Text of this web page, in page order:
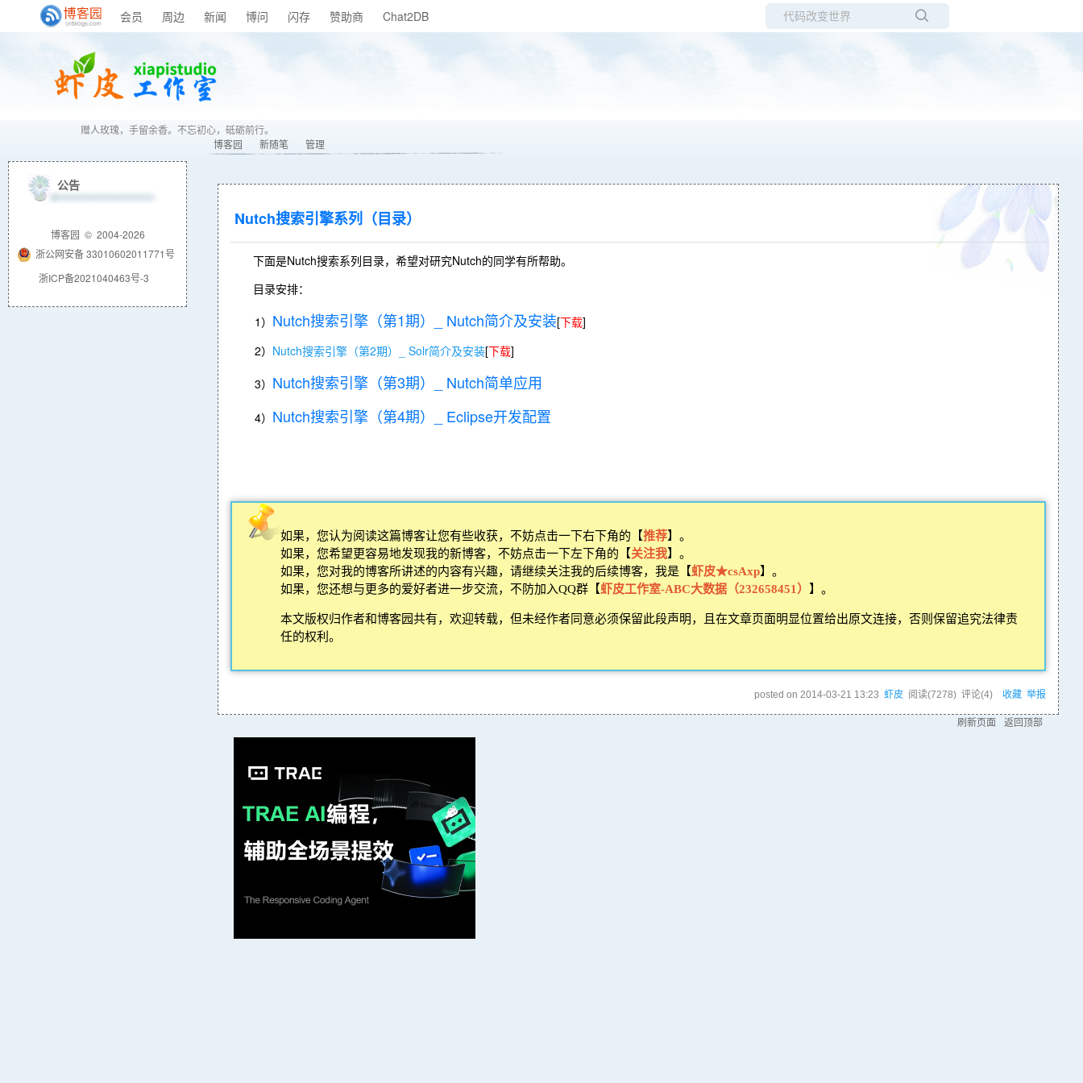
会员 周边 新闻 博问 闪存 赞助商 Chat2DB
当前博客
赠人玫瑰，手留余香。不忘初心，砥砺前行。
博客园 新随笔 管理
Nutch搜索引擎系列（目录）
下面是Nutch搜索系列目录，希望对研究Nutch的同学有所帮助。
目录安排：
1） Nutch搜索引擎（第1期）_ Nutch简介及安装[下载]
2） Nutch搜索引擎（第2期）_ Solr简介及安装[下载]
3） Nutch搜索引擎（第3期）_ Nutch简单应用
4） Nutch搜索引擎（第4期）_ Eclipse开发配置
如果，您认为阅读这篇博客让您有些收获，不妨点击一下右下角的【推荐】。
如果，您希望更容易地发现我的新博客，不妨点击一下左下角的【关注我】。
如果，您对我的博客所讲述的内容有兴趣，请继续关注我的后续博客，我是【虾皮★csAxp】。
如果，您还想与更多的爱好者进一步交流，不防加入QQ群【虾皮工作室-ABC大数据（232658451） 】。
本文版权归作者和博客园共有，欢迎转载，但未经作者同意必须保留此段声明，且在文章页面明显位置给出原文连接，否则保留追究法律责
任的权利。
posted on 2014-03-21 13:23 虾皮 阅读(7278) 评论(4) 收藏 举报
刷新页面 返回顶部
公告
博客园 © 2004-2026
浙公网安备 33010602011771号
浙ICP备2021040463号-3